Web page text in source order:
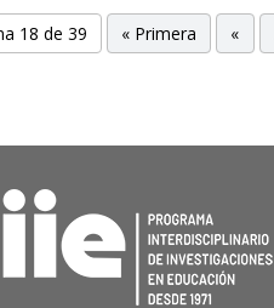
18 de 39 « Primera «